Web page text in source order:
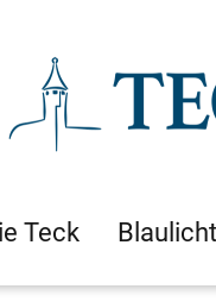
Teck Blaulicht